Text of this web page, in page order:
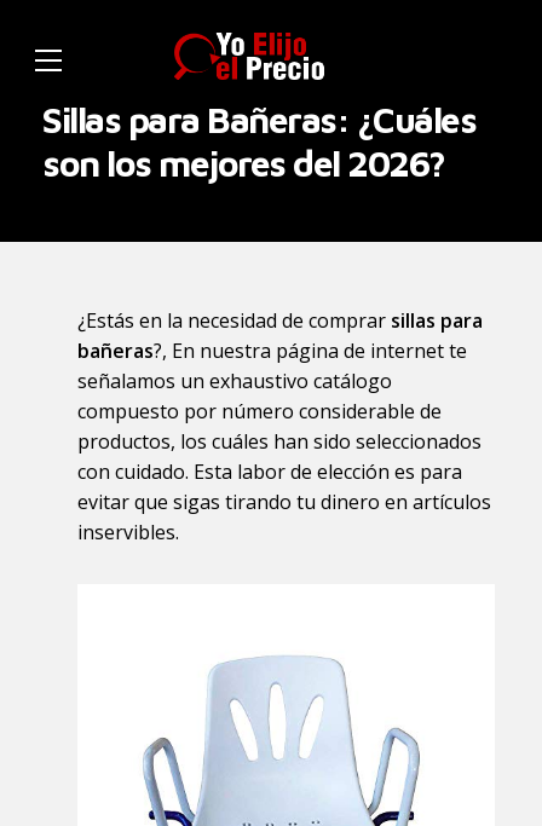
Sillas para Bañeras: ¿Cuáles
son los mejores del 2026?
¿Estás en la necesidad de comprar sillas para
bañeras?, En nuestra página de internet te
señalamos un exhaustivo catálogo
compuesto por número considerable de
productos, los cuáles han sido seleccionados
con cuidado. Esta labor de elección es para
evitar que sigas tirando tu dinero en artículos
inservibles.